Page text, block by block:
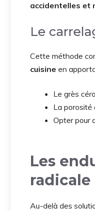
accidentelles et
Le
Cette méthode
cuisine en
Le grès
La porosité
Opter pour
Les
radicale
Au-delà des